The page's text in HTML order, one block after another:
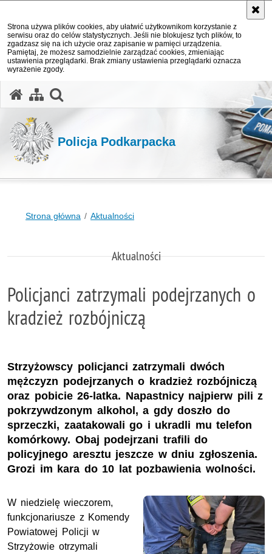
Strona używa plików cookies, aby ułatwić użytkownikom korzystanie z
serwisu oraz do celów statystycznych. Jeśli nie blokujesz tych plików, to
zgadzasz się na ich użycie oraz zapisanie w pamięci urządzenia.
Pamiętaj, że możesz samodzielnie zarządzać cookies, zmieniając
ustawienia przeglądarki. Brak zmiany ustawienia przeglądarki oznacza
wyrażenie zgody.
Policja Podkarpacka
Strona główna Aktualności
Aktualności
Policjanci zatrzymali podejrzanych o
kradzież rozbójniczą
Strzyżowscy policjanci zatrzymali dwóch
mężczyzn podejrzanych o kradzież rozbójniczą
oraz pobicie 26-latka. Napastnicy najpierw pili z
pokrzywdzonym alkohol, a gdy doszło do
sprzeczki, zaatakowali go i ukradli mu telefon
komórkowy. Obaj podejrzani trafili do
policyjnego aresztu jeszcze w dniu zgłoszenia.
Grozi im kara do 10 lat pozbawienia wolności.
W niedzielę wieczorem,
funkcjonariusze z Komendy
Powiatowej Policji w
Strzyżowie otrzymali